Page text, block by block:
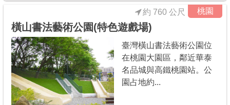
桃園
橫山書法藝術公園(特色遊戲場)
約 760 公尺
臺灣橫山書法藝術公園位
在桃園大園區，鄰近華泰
名品城與高鐵桃園站。公
園占地約...